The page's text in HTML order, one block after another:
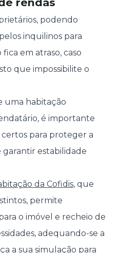
podendo
inquilinos para
em atraso, caso
que impossibilite o
uma habitação
é importante
para proteger a
garantir estabilidade
da Cofidis, que
permite
o imóvel e recheio de
adequando-se a
a sua simulação para